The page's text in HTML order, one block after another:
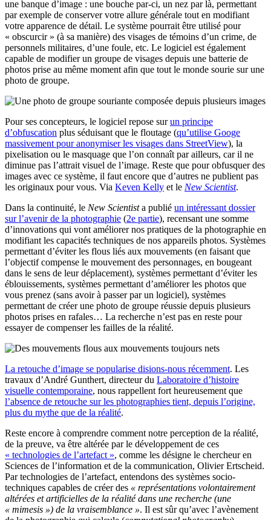
une banque d’image : une bouche par-ci, un nez par là, permettant
par exemple de conserver votre allure générale tout en modifiant
votre apparence de détail. Le système pourrait être utilisé pour
« obscurcir » (à sa manière) des visages de témoins d’un crime, de
personnels militaires, d’une foule, etc. Le logiciel est également
capable de modifier un groupe de visages depuis une batterie de
photos prise au même moment afin que tout le monde sourie sur une
photo de groupe.
Pour ses concepteurs, le logiciel repose surun principe
d’obfuscation plus séduisant que le floutage (qu’utilise Googe
massivement pour anonymiser les visages dans StreetView), la
pixelisation ou le masquage que l’on connaît par ailleurs, car il ne
diminue pas l’attrait visuel de l’image. Reste que pour obfusquer des
images avec ce système, il faut encore que d’autres ne publient pas
les originaux pour vous. Via Keven Kelly et le New Scientist.
Dans la continuité, le New Scientista publié un intéressant dossier
sur l’avenir de la photographie (2e partie), recensant une somme
d’innovations qui vont améliorer nos pratiques de la photographie en
modifiant les capacités techniques de nos appareils photos. Systèmes
permettant d’éviter les flous liés aux mouvements (en faisant que
l’objectif compense le mouvement des personnages, en bougeant
dans le sens de leur déplacement), systèmes permettant d’éviter les
éblouissements, systèmes permettant d’améliorer les photos que
vous prenez (sans avoir à passer par un logiciel), systèmes
permettant de créer une photo de groupe réussie depuis plusieurs
photos prises en rafales… La recherche n’est pas en reste pour
essayer de compenser les failles de la réalité.
La retouche d’image se popularise disions-nous récemment. Les
travaux d’André Gunthert, directeur du Laboratoire d’histoire
visuelle contemporaine, nous rappellent fort heureusement que
l’absence de retouche sur les photographies tient, depuis l’origine,
plus du mythe que de la réalité.
Reste encore à comprendre comment notre perception de la réalité,
de la preuve, va être altérée par le développement de ces
« technologies de l’artefact », comme les désigne le chercheur en
Sciences de l’information et de la communication, Olivier Ertscheid.
Par technologies de l’artefact, entendons des systèmes socio-
techniques capables de créer des « représentations volontairement
altérées et artificielles de la réalité dans une recherche (une
« mimesis ») de la vraisemblance ». Il est sûr qu’avec l’avènement